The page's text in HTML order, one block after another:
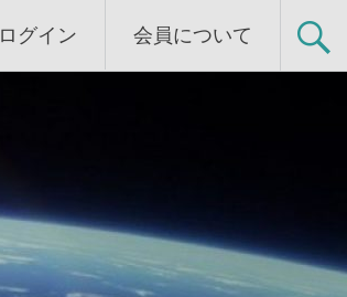
ログイン 会員について